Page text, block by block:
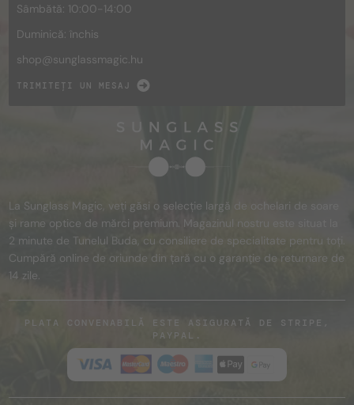
Sâmbătă: 10:00-14:00
Duminică: închis
shop@sunglassmagic.hu
TRIMITEȚI UN MESAJ
La Sunglass Magic, veți găsi o selecție largă de ochelari de soare
și rame optice de mărci premium. Magazinul nostru este situat la
2 minute de Tunelul Buda, cu consiliere de specialitate pentru toți.
Cumpără online de oriunde din țară cu o garanție de returnare de
14 zile.
PLATA CONVENABILĂ ESTE ASIGURATĂ DE STRIPE,
PAYPAL.